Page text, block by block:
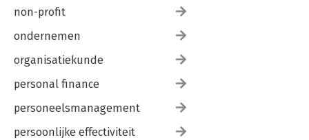
non-profit
ondernemen
organisatiekunde
personal finance
personeelsmanagement
persoonlijke effectiviteit